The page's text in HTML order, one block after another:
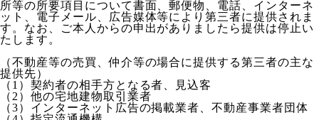
所等の所要項目について書面、郵便物、電話、インターネ
ット、電子メール、広告媒体等により第三者に提供されま
す。なお、ご本人からの申出がありましたら提供は停止い
たします。
（不動産等の売買、仲介等の場合に提供する第三者の主な
提供先）
（1）契約者の相手方となる者、見込客
（2）他の宅地建物取引業者
（3）インターネット広告の掲載業者、不動産事業者団体